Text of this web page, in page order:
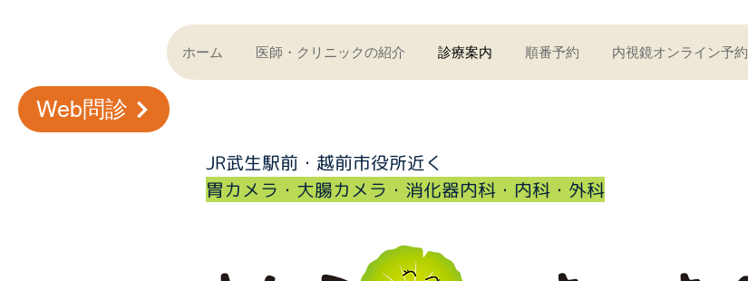
Web問診
ホーム 医師・クリニックの紹介 診療案内 順番予約 内視鏡オンライン予約
JR武生駅前・越前市役所近く
​胃カメラ・大腸カメラ・消化器内科・内科・外科